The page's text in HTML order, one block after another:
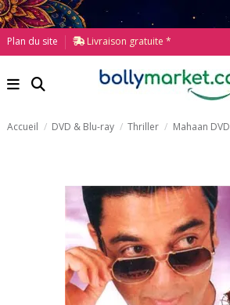
Plan du site Livraison gratuite *
Accueil DVD & Blu-ray Thriller Mahaan DVD